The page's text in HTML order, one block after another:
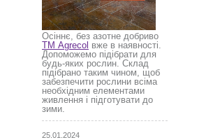
Осіннє, без азотне добриво
ТМ Agrecol вже в наявності.
Допоможемо підібрати для
будь-яких рослин. Склад
підібрано таким чином, щоб
забезпечити рослини всіма
необхідним елементами
живлення і підготувати до
зими.
25.01.2024